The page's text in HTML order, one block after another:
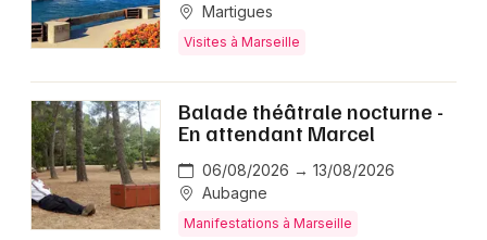
Martigues
Visites à Marseille
Balade théâtrale nocturne -
En attendant Marcel
06/08/2026 → 13/08/2026
Aubagne
Manifestations à Marseille